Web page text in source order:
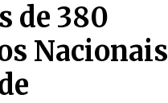
de 380
Nacionais